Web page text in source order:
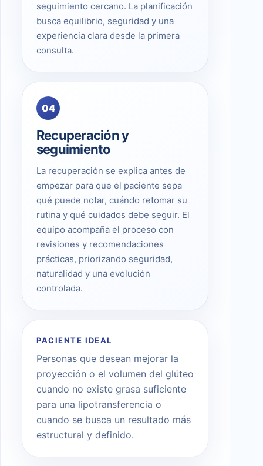
seguimiento cercano. La planificación
busca equilibrio, seguridad y una
experiencia clara desde la primera
consulta.
04
Recuperación y
seguimiento
La recuperación se explica antes de
empezar para que el paciente sepa
qué puede notar, cuándo retomar su
rutina y qué cuidados debe seguir. El
equipo acompaña el proceso con
revisiones y recomendaciones
prácticas, priorizando seguridad,
naturalidad y una evolución
controlada.
PACIENTE IDEAL
Personas que desean mejorar la
proyección o el volumen del glúteo
cuando no existe grasa suficiente
para una lipotransferencia o
cuando se busca un resultado más
estructural y definido.